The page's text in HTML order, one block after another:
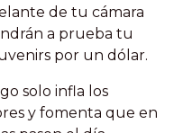
de tu cámara
a prueba tu
por un dólar.
solo infla los
y fomenta que en